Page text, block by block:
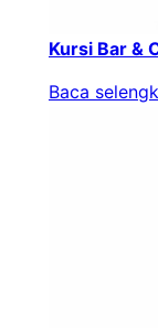
Kursi Bar &
Baca